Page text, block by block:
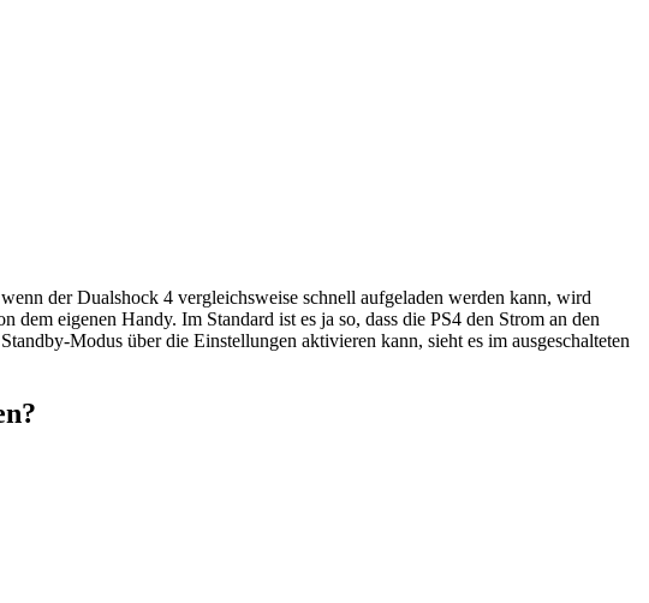
der Dualshock 4 vergleichsweise schnell aufgeladen werden kann, wird
dem eigenen Handy. Im Standard ist es ja so, dass die PS4 den Strom an den
Modus über die Einstellungen aktivieren kann, sieht es im ausgeschalteten